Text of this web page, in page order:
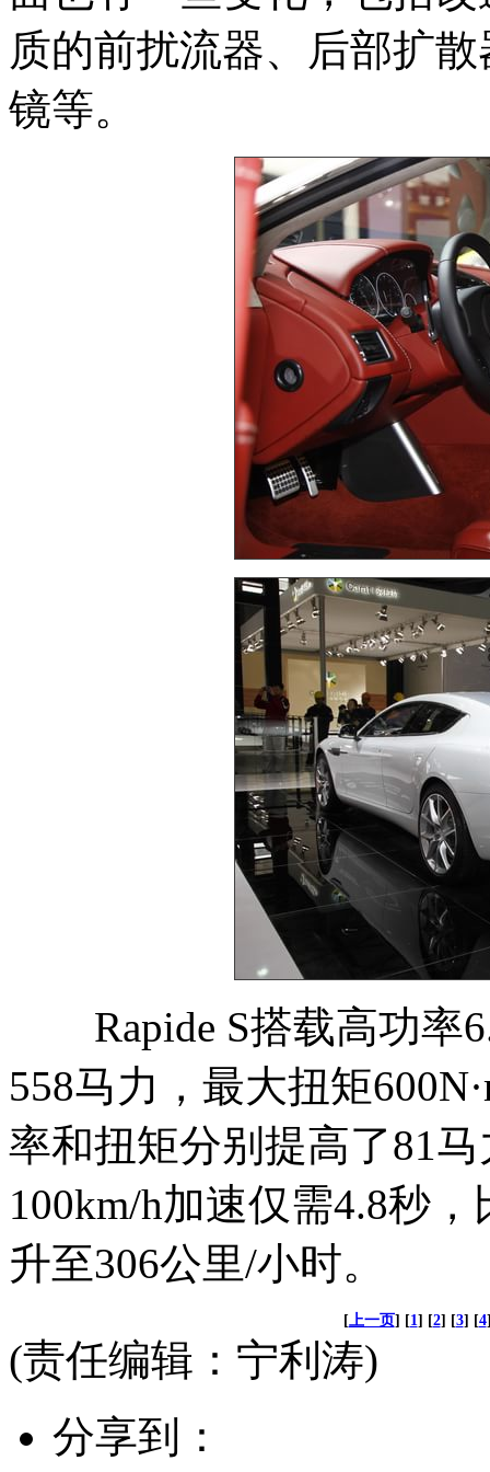
质的前扰流器、后部扩
镜等。
Rapide S搭载高功
558马力，最大扭矩
率和扭矩分别提高了81马
100km/h加速仅需4.8秒
升至306公里/小时。
[上一页] [1] [2] [3] [4
(责任编辑：宁利涛)
分享到：